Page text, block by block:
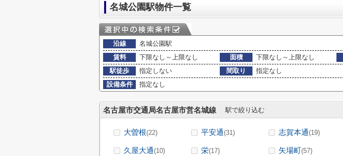
名城公園駅物件一覧
沿線
名城公園駅
賃料
下限なし～上限なし 面積 下限なし～上限なし
駅徒歩
指定しない 間取り
指定なし
設備条件
指定なし
名古屋市交通局名古屋市営名城線 駅で絞り込む
大曽根(22) 平安通(31) 志賀本通(19)
久屋大通(10) 栄(17) 矢場町(57)